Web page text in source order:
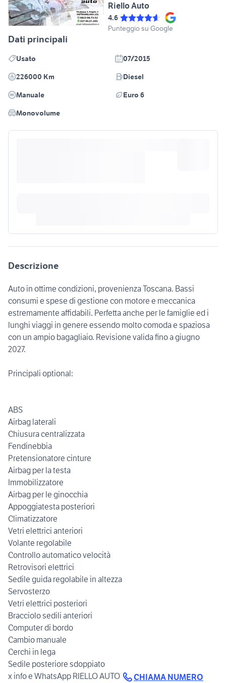
Riello Auto
4.6
Punteggio su Google
Dati principali
Usato
07/2015
226000 Km
Diesel
Manuale
Euro 6
Monovolume
Descrizione
Auto in ottime condizioni, provenienza Toscana. Bassi
consumi e spese di gestione con motore e meccanica
estremamente affidabili. Perfetta anche per le famiglie ed i
lunghi viaggi in genere essendo molto comoda e spaziosa
con un ampio bagagliaio. Revisione valida fino a giugno
2027.
Principali optional:
ABS
Airbag laterali
Chiusura centralizzata
Fendinebbia
Pretensionatore cinture
Airbag per la testa
Immobilizzatore
Airbag per le ginocchia
Appoggiatesta posteriori
Climatizzatore
Vetri elettrici anteriori
Volante regolabile
Controllo automatico velocità
Retrovisori elettrici
Sedile guida regolabile in altezza
Servosterzo
Vetri elettrici posteriori
Bracciolo sedili anteriori
Computer di bordo
Cambio manuale
Cerchi in lega
Sedile posteriore sdoppiato
x info e WhatsApp RIELLO AUTO
CHIAMA NUMERO